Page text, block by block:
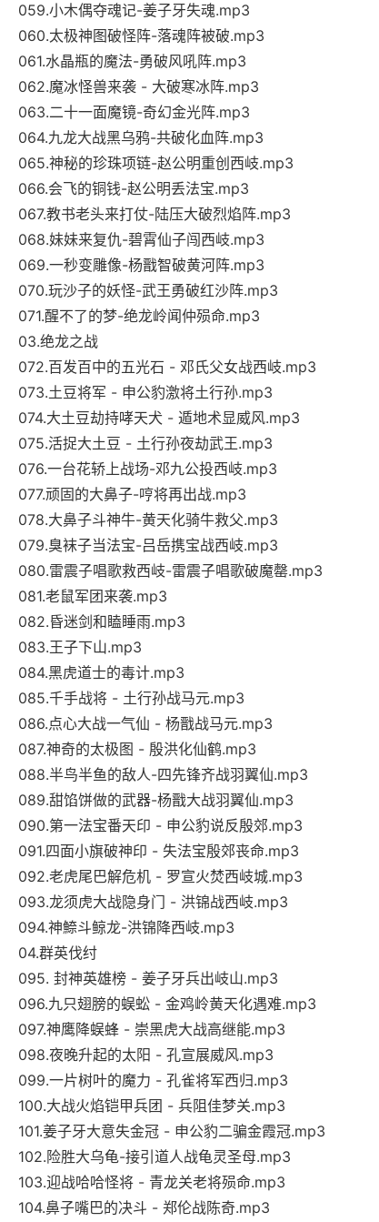
059.小木偶夺魂记-姜子牙失魂.mp3
060.太极神图破怪阵-落魂阵被破.mp3
061.水晶瓶的魔法-勇破风吼阵.mp3
062.魔冰怪兽来袭 - 大破寒冰阵.mp3
063.二十一面魔镜-奇幻金光阵.mp3
064.九龙大战黑乌鸦-共破化血阵.mp3
065.神秘的珍珠项链-赵公明重创西岐.mp3
066.会飞的铜钱-赵公明丢法宝.mp3
067.教书老头来打仗-陆压大破烈焰阵.mp3
068.妹妹来复仇-碧霄仙子闯西岐.mp3
069.一秒变雕像-杨戬智破黄河阵.mp3
070.玩沙子的妖怪-武王勇破红沙阵.mp3
071.醒不了的梦-绝龙岭闻仲殒命.mp3
03.绝龙之战
072.百发百中的五光石 - 邓氏父女战西岐.mp3
073.土豆将军 - 申公豹激将土行孙.mp3
074.大土豆劫持哮天犬 - 遁地术显威风.mp3
075.活捉大土豆 - 土行孙夜劫武王.mp3
076.一台花轿上战场-邓九公投西岐.mp3
077.顽固的大鼻子-哼将再出战.mp3
078.大鼻子斗神牛-黄天化骑牛救父.mp3
079.臭袜子当法宝-吕岳携宝战西岐.mp3
080.雷震子唱歌救西岐-雷震子唱歌破魔罄.mp3
081.老鼠军团来袭.mp3
082.昏迷剑和瞌睡雨.mp3
083.王子下山.mp3
084.黑虎道士的毒计.mp3
085.千手战将 - 土行孙战马元.mp3
086.点心大战一气仙 - 杨戬战马元.mp3
087.神奇的太极图 - 殷洪化仙鹤.mp3
088.半鸟半鱼的敌人-四先锋齐战羽翼仙.mp3
089.甜馅饼做的武器-杨戬大战羽翼仙.mp3
090.第一法宝番天印 - 申公豹说反殷郊.mp3
091.四面小旗破神印 - 失法宝殷郊丧命.mp3
092.老虎尾巴解危机 - 罗宣火焚西岐城.mp3
093.龙须虎大战隐身门 - 洪锦战西岐.mp3
094.神䱞斗鲸龙-洪锦降西岐.mp3
04.群英伐纣
095. 封神英雄榜 - 姜子牙兵出岐山.mp3
096.九只翅膀的蜈蚣 - 金鸡岭黄天化遇难.mp3
097.神鹰降蜈蜂 - 崇黑虎大战高继能.mp3
098.夜晚升起的太阳 - 孔宣展威风.mp3
099.一片树叶的魔力 - 孔雀将军西归.mp3
100.大战火焰铠甲兵团 - 兵阻佳梦关.mp3
101.姜子牙大意失金冠 - 申公豹二骗金霞冠.mp3
102.险胜大乌龟-接引道人战龟灵圣母.mp3
103.迎战哈哈怪将 - 青龙关老将殒命.mp3
104.鼻子嘴巴的决斗 - 郑伦战陈奇.mp3